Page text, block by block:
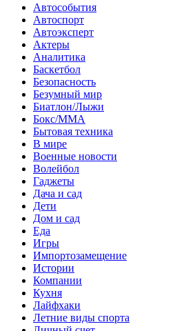
Автособытия
Автоспорт
Автоэксперт
Актеры
Аналитика
Баскетбол
Безопасность
Безумный мир
Биатлон/Лыжи
Бокс/MMA
Бытовая техника
В мире
Военные новости
Волейбол
Гаджеты
Дача и сад
Дети
Дом и сад
Еда
Игры
Импортозамещение
Истории
Компании
Кухня
Лайфхаки
Летние виды спорта